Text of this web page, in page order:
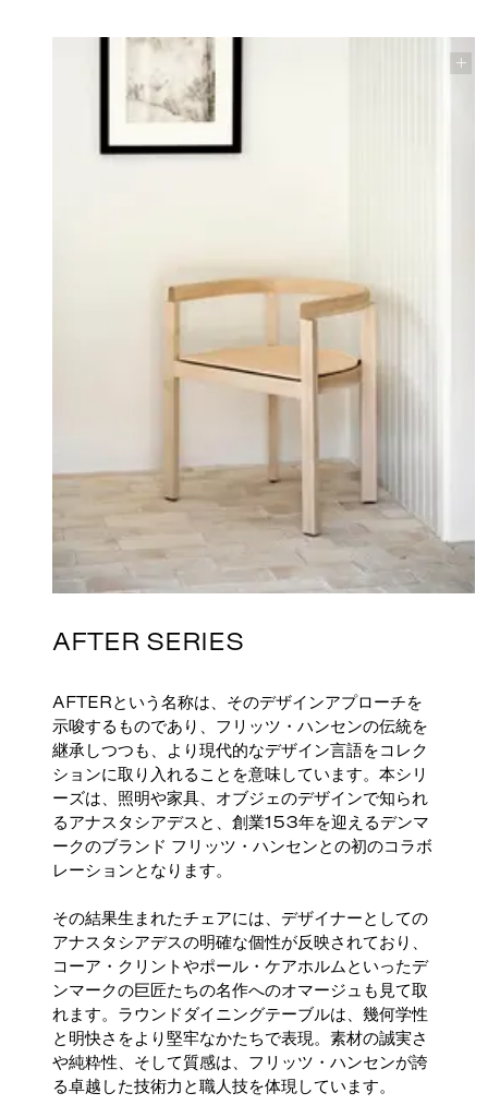
AFTER SERIES
AFTERという名称は、そのデザインアプローチを
示唆するものであり、フリッツ・ハンセンの伝統を
継承しつつも、より現代的なデザイン言語をコレク
ションに取り入れることを意味しています。本シリ
ーズは、照明や家具、オブジェのデザインで知られ
るアナスタシアデスと、創業153年を迎えるデンマ
ークのブランド フリッツ・ハンセンとの初のコラボ
レーションとなります。
その結果生まれたチェアには、デザイナーとしての
アナスタシアデスの明確な個性が反映されており、
コーア・クリントやポール・ケアホルムといったデ
ンマークの巨匠たちの名作へのオマージュも見て取
れます。ラウンドダイニングテーブルは、幾何学性
と明快さをより堅牢なかたちで表現。素材の誠実さ
や純粋性、そして質感は、フリッツ・ハンセンが誇
る卓越した技術力と職人技を体現しています。